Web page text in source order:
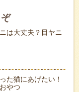
は大丈夫？目ヤニ
た猫にあげたい！
やつ